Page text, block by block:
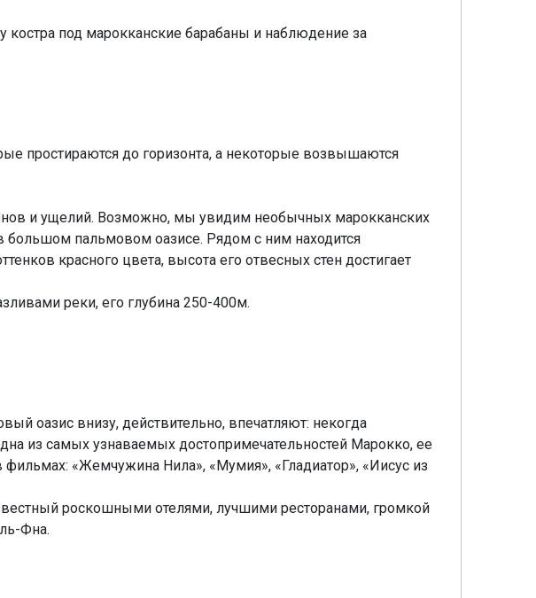
костра под марокканские барабаны и наблюдение за
простираются до горизонта, а некоторые возвышаются
и ущелий. Возможно, мы увидим необычных марокканских
большом пальмовом оазисе. Рядом с ним находится
красного цвета, высота его отвесных стен достигает
реки, его глубина 250-400м.
оазис внизу, действительно, впечатляют: некогда
из самых узнаваемых достопримечательностей Марокко, ее
«Жемчужина Нила», «Мумия», «Гладиатор», «Иисус из
роскошными отелями, лучшими ресторанами, громкой
Фна.